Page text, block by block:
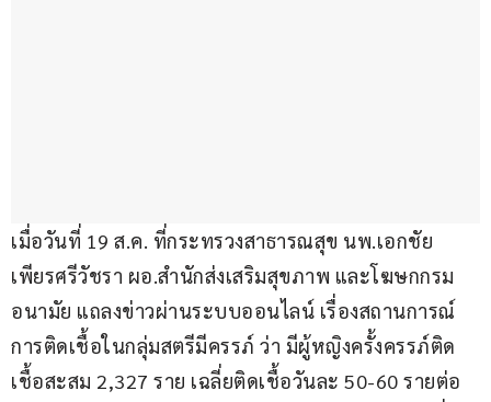
เมื่อวันที่ 19 ส.ค. ที่กระทรวงสาธารณสุข นพ.เอกชัย
เพียรศรีวัชรา ผอ.สำนักส่งเสริมสุขภาพ และโฆษกกรม
อนามัย แถลงข่าวผ่านระบบออนไลน์ เรื่องสถานการณ์
การติดเชื้อในกลุ่มสตรีมีครรภ์ ว่า มีผู้หญิงครั้งครรภ์ติด
เชื้อสะสม 2,327 ราย เฉลี่ยติดเชื้อวันละ 50-60 รายต่อ